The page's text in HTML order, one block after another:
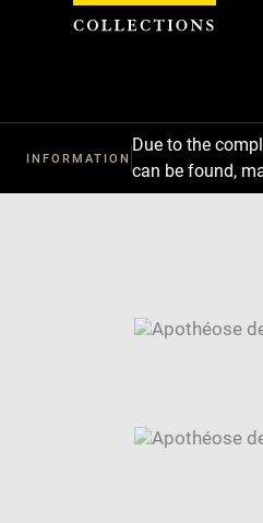
INFORMATION
Due to the
can be found,
SKIP IMAGE
Cookies management panel